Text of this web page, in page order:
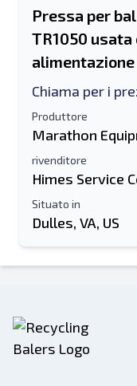
Pressa per
TR1050
alimentazione
Chiama per i
Produttore
Marathon
rivenditore
Himes Service
Situato in
Dulles, VA, US